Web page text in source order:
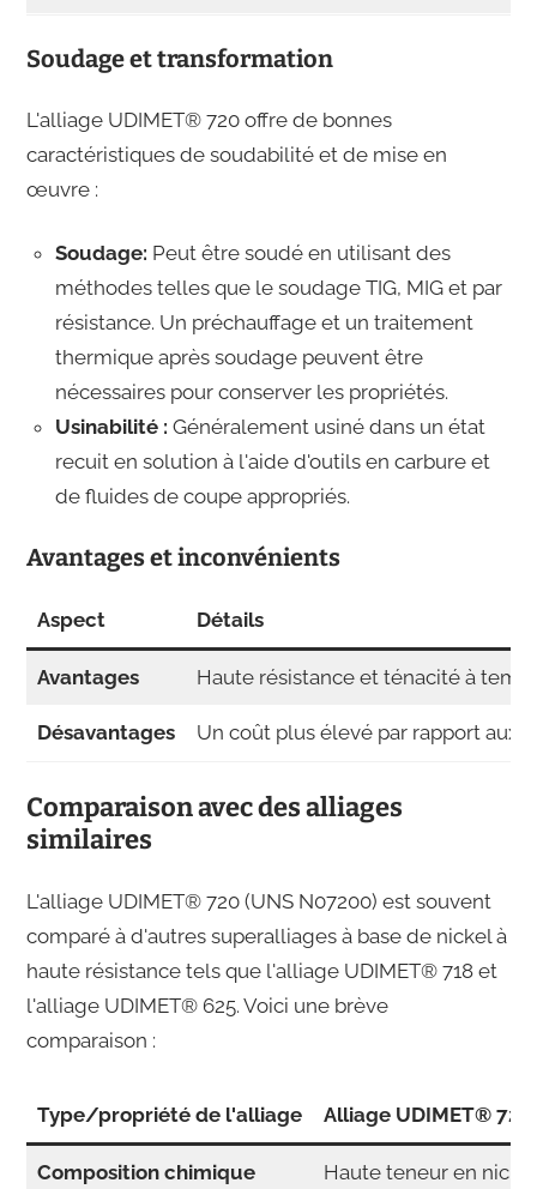
Soudage et transformation
L'alliage UDIMET® 720 offre de bonnes
caractéristiques de soudabilité et de mise en
œuvre :
Soudage: Peut être soudé en utilisant des
méthodes telles que le soudage TIG, MIG et par
résistance. Un préchauffage et un traitement
thermique après soudage peuvent être
nécessaires pour conserver les propriétés.
Usinabilité : Généralement usiné dans un état
recuit en solution à l'aide d'outils en carbure et
de fluides de coupe appropriés.
Avantages et inconvénients
Aspect Détails
Avantages Haute résistance et ténacité à
Désavantages Un coût plus élevé par rapport aux
Comparaison avec des alliages
similaires
L'alliage UDIMET® 720 (UNS N07200) est souvent
comparé à d'autres superalliages à base de nickel à
haute résistance tels que l'alliage UDIMET® 718 et
l'alliage UDIMET® 625. Voici une brève
comparaison :
Type/propriété de l'alliage Alliage UDIMET® 720
Composition chimique Haute teneur en